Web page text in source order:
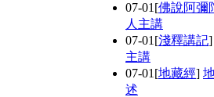
07-01 [佛說阿彌
人主講
07-01 [淺釋講記
主講
07-01 [地藏經]
述